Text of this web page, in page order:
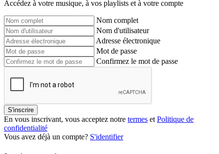
Accédez à votre musique, à vos playlists et à votre compte
Nom complet
Nom d'utilisateur
Adresse électronique
Mot de passe
Confirmez le mot de passe
S'inscrire
En vous inscrivant, vous acceptez notre termes et Politique de
confidentialité
Vous avez déjà un compte? S'identifier